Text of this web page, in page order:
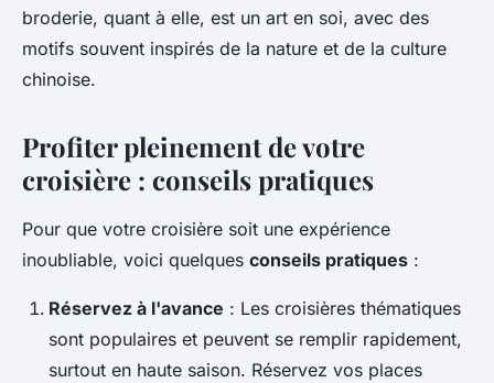
broderie, quant à elle, est un art en soi, avec des
motifs souvent inspirés de la nature et de la culture
chinoise.
Profiter pleinement de votre
croisière : conseils pratiques
Pour que votre croisière soit une expérience
inoubliable, voici quelques conseils pratiques :
Réservez à l'avance : Les croisières thématiques
sont populaires et peuvent se remplir rapidement,
surtout en haute saison. Réservez vos places